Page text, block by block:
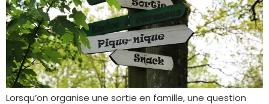
Lorsqu’on organise une sortie en famille, une question